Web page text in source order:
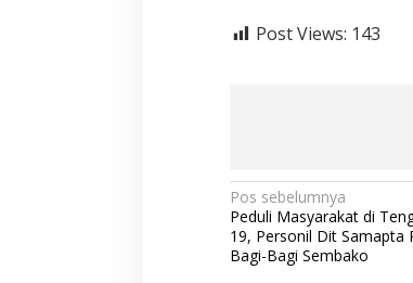
n
r
o
t
a
n
Post Views: 143
N
a
v
Pos sebelumnya
Peduli Masyarakat di
19, Personil Dit Samapta
Bagi-Bagi Sembako